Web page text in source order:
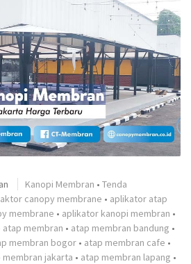
Kanopi Membran • Tenda
canopy membrane • aplikator atap
membrane • aplikator kanopi membran •
atap membran • atap membran bandung •
membran bogor • atap membran cafe •
membran jakarta • atap membran lapang •